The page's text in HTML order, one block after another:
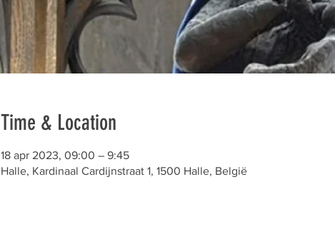
Time & Location
18 apr 2023, 09:00 – 9:45
Halle, Kardinaal Cardijnstraat 1, 1500 Halle, België